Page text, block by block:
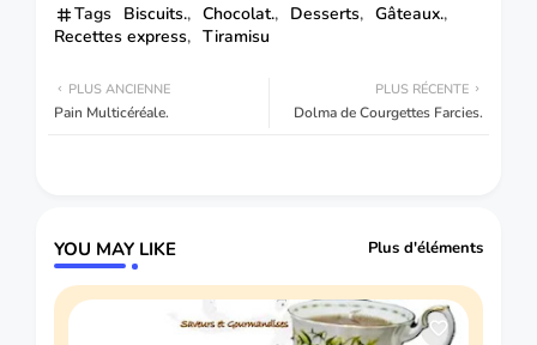
Tags Biscuits. Chocolat. Desserts
Gâteaux.
Recettes express
Tiramisu
PLUS RÉCENTE
Dolma de Courgettes Farcies.
PLUS ANCIENNE
Pain Multicéréale.
YOU MAY LIKE Plus d'éléments